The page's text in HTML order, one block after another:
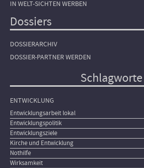
IN WELT-SICHTEN WERBEN
Dossiers
DOSSIERARCHIV
DOSSIER-PARTNER WERDEN
Schlagworte
ENTWICKLUNG
Entwicklungsarbeit lokal
Entwicklungspolitik
Entwicklungsziele
Kirche und Entwicklung
Nothilfe
Wirksamkeit